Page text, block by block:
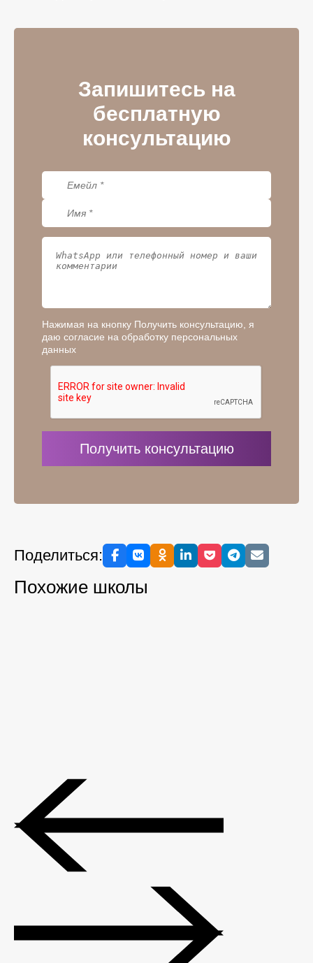
Запишитесь на
бесплатную
консультацию
Нажимая на кнопку Получить консультацию, я
даю согласие на обработку персональных
данных
Поделиться:
Похожие школы